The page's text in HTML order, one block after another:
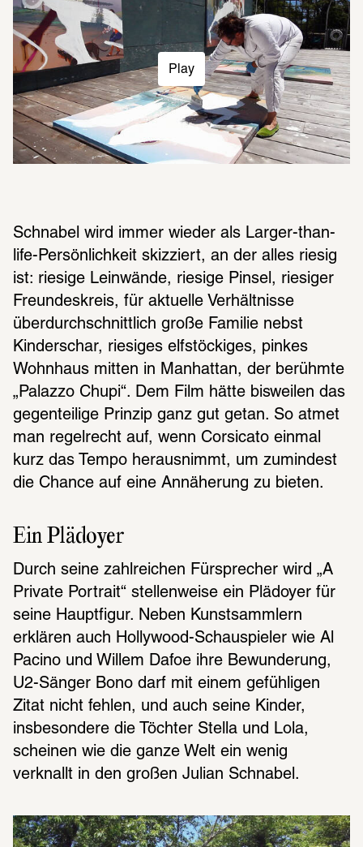
Play
Schnabel wird immer wieder als Larger-than-
life-Persönlichkeit skizziert, an der alles riesig
ist: riesige Leinwände, riesige Pinsel, riesiger
Freundeskreis, für aktuelle Verhältnisse
überdurchschnittlich große Familie nebst
Kinderschar, riesiges elfstöckiges, pinkes
Wohnhaus mitten in Manhattan, der berühmte
„Palazzo Chupi“. Dem Film hätte bisweilen das
gegenteilige Prinzip ganz gut getan. So atmet
man regelrecht auf, wenn Corsicato einmal
kurz das Tempo herausnimmt, um zumindest
die Chance auf eine Annäherung zu bieten.
Ein Plädoyer
Durch seine zahlreichen Fürsprecher wird „A
Private Portrait“ stellenweise ein Plädoyer für
seine Hauptfigur. Neben Kunstsammlern
erklären auch Hollywood-Schauspieler wie Al
Pacino und Willem Dafoe ihre Bewunderung,
U2-Sänger Bono darf mit einem gefühligen
Zitat nicht fehlen, und auch seine Kinder,
insbesondere die Töchter Stella und Lola,
scheinen wie die ganze Welt ein wenig
verknallt in den großen Julian Schnabel.